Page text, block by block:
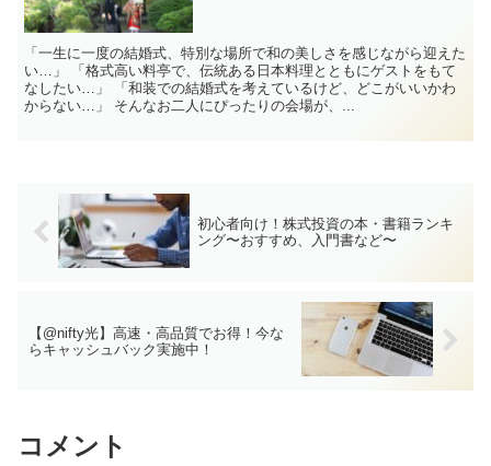
「一生に一度の結婚式、特別な場所で和の美しさを感じながら迎えた
い…」 「格式高い料亭で、伝統ある日本料理とともにゲストをもて
なしたい…」 「和装での結婚式を考えているけど、どこがいいかわ
からない…」 そんなお二人にぴったりの会場が、...
初心者向け！株式投資の本・書籍ランキ
ング〜おすすめ、入門書など〜
【@nifty光】高速・高品質でお得！今な
らキャッシュバック実施中！
コメント